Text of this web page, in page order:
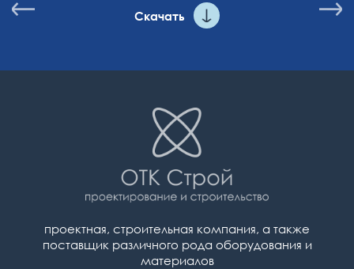
Скачать
проектная, строительная компания, а также
поставщик различного рода оборудования и
материалов